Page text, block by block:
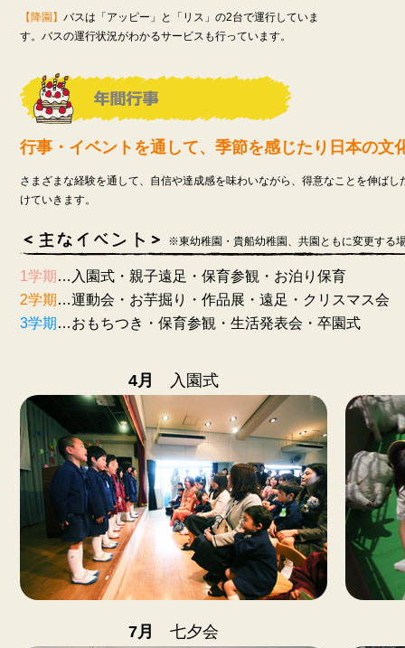
【降園】 バスは「アッピー」と「リス」の2台で運行していま
す。バスの運行状況がわかるサービスも行っています。
行事・イベントを通して、季節を感じたり日本の文
さまざまな経験を通して、自信や達成感を味わいながら、得意なことを伸ば
けていきます。
※東幼稚園・貴船幼稚園、共園ともに変更する
1学期 …入園式・親子遠足・保育参観・お泊り保育
2学期 …運動会・お芋掘り・作品展・遠足・クリスマス会
3学期 …おもちつき・保育参観・生活発表会・卒園式
4月 入園式
7月 七夕会